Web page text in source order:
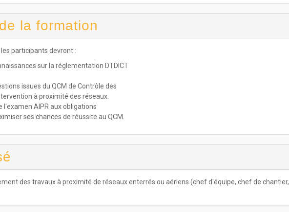
la formation
participants devront :
sur la réglementation DTDICT
issues du QCM de Contrôle des
à proximité des réseaux.
l'examen AIPR aux obligations
ses chances de réussite au QCM.
des travaux à proximité de réseaux enterrés ou aériens (chef d'équipe, chef de chantier,